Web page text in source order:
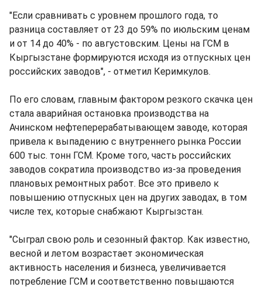
"Если сравнивать с уровнем прошлого года, то
разница составляет от 23 до 59% по июльским ценам
и от 14 до 40% - по августовским. Цены на ГСМ в
Кыргызстане формируются исходя из отпускных цен
российских заводов", - отметил Керимкулов.
По его словам, главным фактором резкого скачка цен
стала аварийная остановка производства на
Ачинском нефтеперерабатывающем заводе, которая
привела к выпадению с внутреннего рынка России
600 тыс. тонн ГСМ. Кроме того, часть российских
заводов сократила производство из-за проведения
плановых ремонтных работ. Все это привело к
повышению отпускных цен на других заводах, в том
числе тех, которые снабжают Кыргызстан.
"Сыграл свою роль и сезонный фактор. Как известно,
весной и летом возрастает экономическая
активность населения и бизнеса, увеличивается
потребление ГСМ и соответственно повышаются